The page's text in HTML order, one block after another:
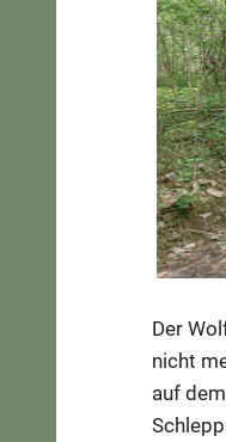
Der
nicht
auf